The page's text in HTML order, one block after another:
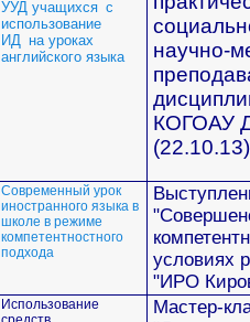
УУД учащихся с
использование
ИД на уроках
английского языка
научно-
КОГОАУ
(22.10.13)
Современный урок
иностранного языка в
школе в режиме
компетентностного
подхода
условиях
"ИРО
Использование
Мастер-